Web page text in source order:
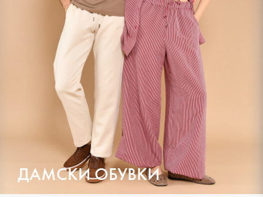
ДАМСКИ ОБУВКИ